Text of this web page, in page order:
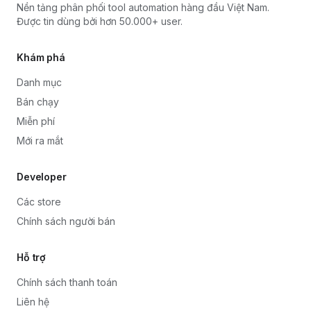
Nền tảng phân phối tool automation hàng đầu Việt Nam.
Được tin dùng bởi hơn 50.000+ user.
Khám phá
Danh mục
Bán chạy
Miễn phí
Mới ra mắt
Developer
Các store
Chính sách người bán
Hỗ trợ
Chính sách thanh toán
Liên hệ